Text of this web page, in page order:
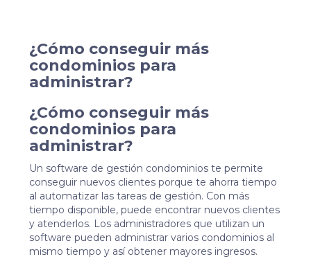
¿Cómo conseguir más
condominios para
administrar?
¿Cómo conseguir más
condominios para
administrar?
Un software de gestión condominios te permite
conseguir nuevos clientes porque te ahorra tiempo
al automatizar las tareas de gestión. Con más
tiempo disponible, puede encontrar nuevos clientes
y atenderlos. Los administradores que utilizan un
software pueden administrar varios condominios al
mismo tiempo y así obtener mayores ingresos.